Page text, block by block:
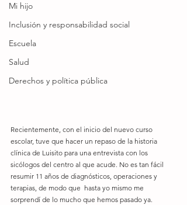
Mi hijo
Inclusión y responsabilidad social
Escuela
Salud
Derechos y política pública
Recientemente, con el inicio del nuevo curso
escolar, tuve que hacer un repaso de la historia
clínica de Luisito para una entrevista con los
sicólogos del centro al que acude. No es tan fácil
resumir 11 años de diagnósticos, operaciones y
terapias, de modo que  hasta yo mismo me
sorprendí de lo mucho que hemos pasado ya.